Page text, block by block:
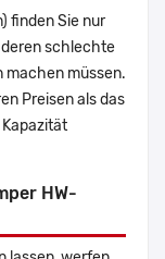
finden Sie nur
deren schlechte
machen müssen.
Preisen als das
HW-